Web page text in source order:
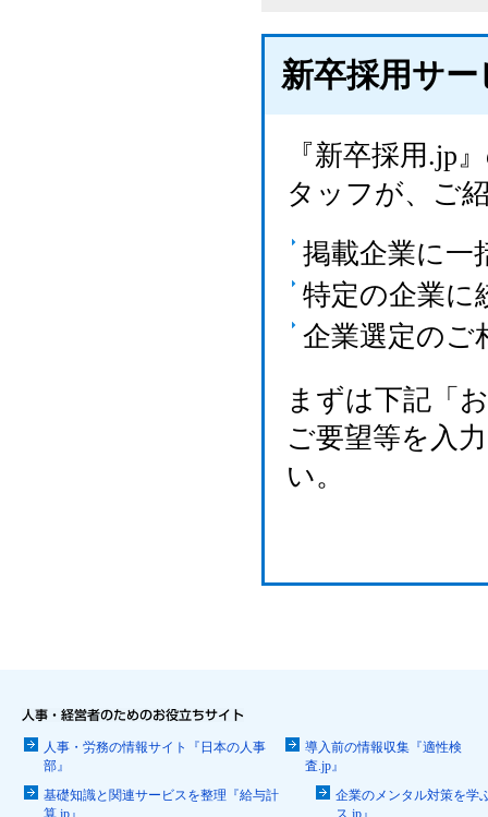
新卒採用サ
『新卒採用.jp
タッフが、ご
掲載企業に一
特定の企業に
企業選定のご
まずは下記「
ご要望等を入
い。
人事・労務の情報サイト『日本の人事
部』
導入前の情報収集『適性検
査.jp』
基礎知識と関連サービスを整理『給与計
算.jp』
企業のメンタル対策を学
ス.jp』